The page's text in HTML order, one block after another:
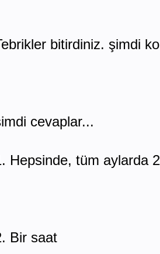
bitirdiniz. şimdi
cevaplar...
Hepsinde, tüm aylarda
Bir saat